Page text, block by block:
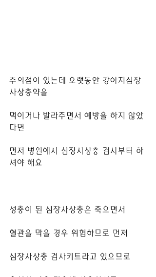
주의점이 있는데 오랫동안 강아지심장
사상충약을
먹이거나 발라주면서 예방을 하지 않았
다면
먼저 병원에서 심장사상충 검사부터 하
셔야 해요
성충이 된 심장사상충은 죽으면서
혈관을 막을 경우 위험하므로 먼저
심장사상충 검사키트라고 있으므로